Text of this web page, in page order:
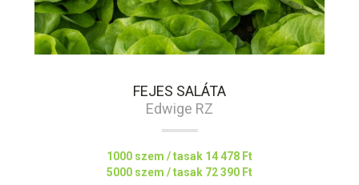
FEJES SALÁTA
Edwige RZ
1000 szem / tasak 14 478 Ft
5000 szem / tasak 72 390 Ft